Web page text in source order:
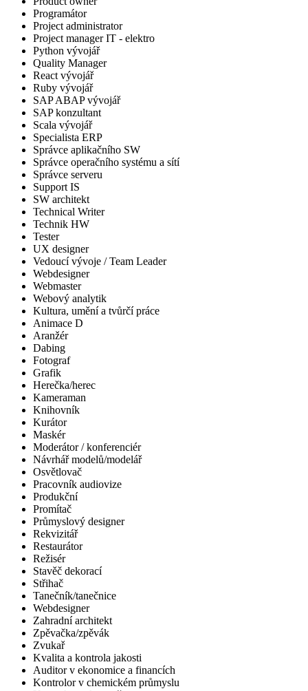
Programátor
Project administrator
Project manager IT - elektro
Python vývojář
Quality Manager
React vývojář
Ruby vývojář
SAP ABAP vývojář
SAP konzultant
Scala vývojář
Specialista ERP
Správce aplikačního SW
Správce operačního systému a sítí
Správce serveru
Support IS
SW architekt
Technical Writer
Technik HW
Tester
UX designer
Vedoucí vývoje / Team Leader
Webdesigner
Webmaster
Webový analytik
Kultura, umění a tvůrčí práce
Animace D
Aranžér
Dabing
Fotograf
Grafik
Herečka/herec
Kameraman
Knihovník
Kurátor
Maskér
Moderátor / konferenciér
Návrhář modelů/modelář
Osvětlovač
Pracovník audiovize
Produkční
Promítač
Průmyslový designer
Rekvizitář
Restaurátor
Režisér
Stavěč dekorací
Střihač
Tanečník/tanečnice
Webdesigner
Zahradní architekt
Zpěvačka/zpěvák
Zvukař
Kvalita a kontrola jakosti
Auditor v ekonomice a financích
Kontrolor v chemickém průmyslu